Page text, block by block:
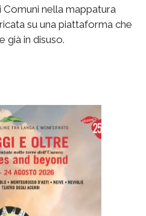
nella mappatura
su una piattaforma che
già in disuso.